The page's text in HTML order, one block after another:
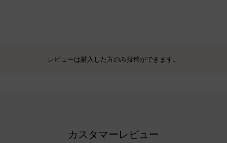
レビューは購入した方のみ投稿ができます。
カスタマーレビュー